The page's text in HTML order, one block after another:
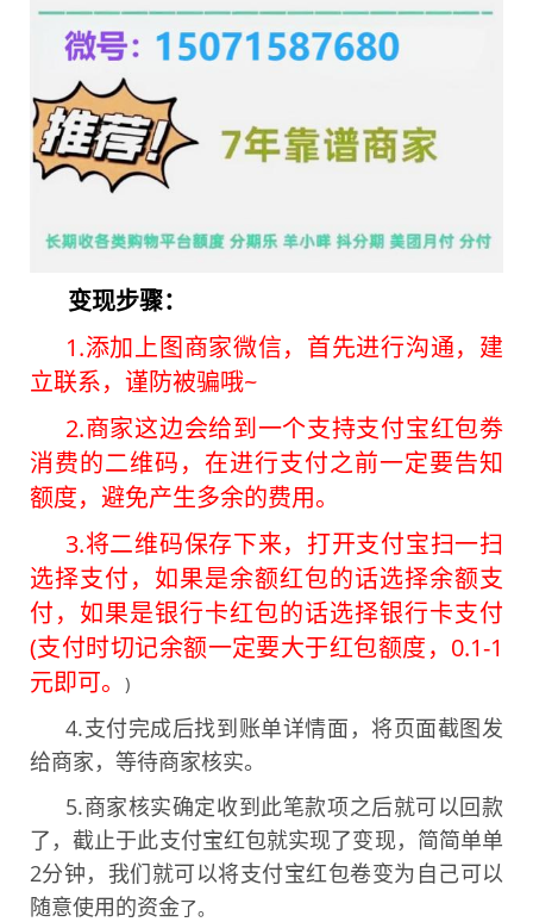
变现步骤：
1.添加上图商家微信，首先进行沟通，建
立联系，谨防被骗哦~
2.商家这边会给到一个支持支付宝红包劵
消费的二维码，在进行支付之前一定要告知
额度，避免产生多余的费用。
3.将二维码保存下来，打开支付宝扫一扫
选择支付，如果是余额红包的话选择余额支
付，如果是银行卡红包的话选择银行卡支付
(支付时切记余额一定要大于红包额度，0.1-1
元即可。
)
4.支付完成后找到账单详情面，将页面截图发
给商家，等待商家核实。
5.商家核实确定收到此笔款项之后就可以回款
了，截止于此支付宝红包就实现了变现，简简单单
2分钟，我们就可以将支付宝红包卷变为自己可以
随意使用的资金了。